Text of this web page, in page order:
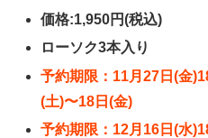
価格:1,950円(税込)
ローソク3本入り
予約期限：11月27日(金
(土)〜18日(金)
予約期限：12月16日(水